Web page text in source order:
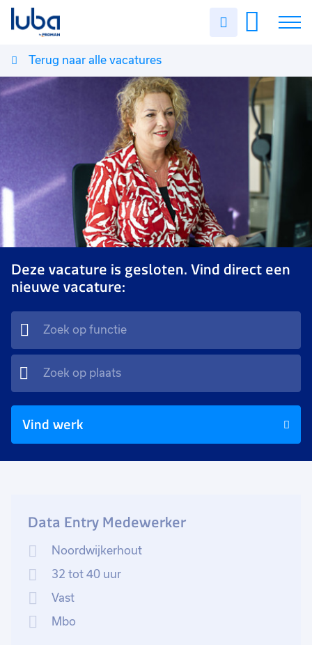
Uren
Vacatures
Voor werkgevers
Contact
Terug naar alle vacatures
Deze vacature is gesloten. Vind direct een
nieuwe vacature:
Vind werk
Data Entry Medewerker
Noordwijkerhout
32 tot 40 uur
Vast
Mbo